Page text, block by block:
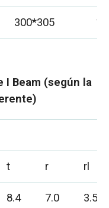
300*305 15
Beam (según la
t r
rl
8.4 7.0
3.5